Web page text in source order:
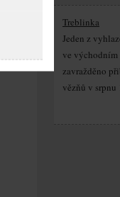
Treblinka
Jeden z
ve východním
zavražděno
vězňů v srpnu